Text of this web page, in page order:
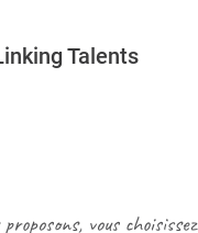
Talents
vous choisissez